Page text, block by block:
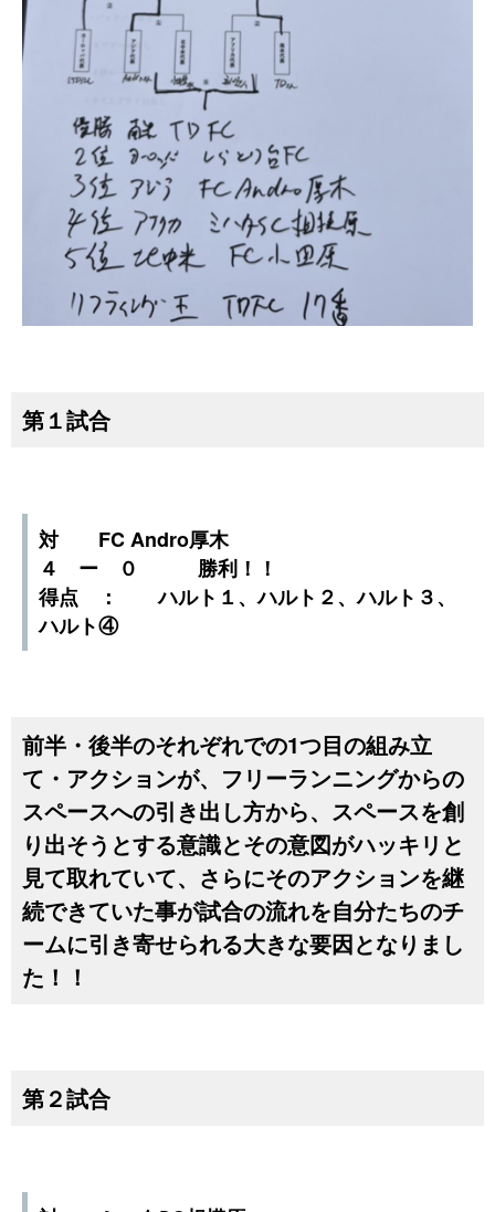
第１試合
対 FC Andro厚木
４ ー ０ 勝利！！
得点 ： ハルト１、ハルト２、ハルト３、
ハルト④
前半・後半のそれぞれでの1つ目の組み立
て・アクションが、フリーランニングからの
スペースへの引き出し方から、スペースを創
り出そうとする意識とその意図がハッキリと
見て取れていて、さらにそのアクションを継
続できていた事が試合の流れを自分たちのチ
ームに引き寄せられる大きな要因となりまし
た！！
第２試合